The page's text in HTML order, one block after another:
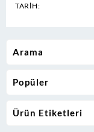
Arama
Popüler
Ürün Etiketleri
TARİH: